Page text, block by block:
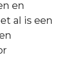
en
al is een